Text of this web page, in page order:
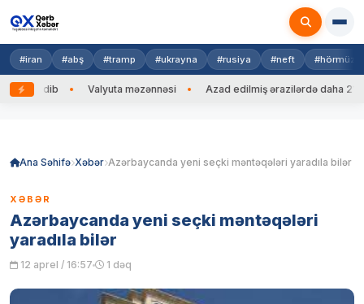
#iran #abş #tramp #ukrayna #rusiya #neft #hörmüz
edib Valyuta məzənnəsi Azad edilmiş ərazilərdə daha 212
Ana Səhifə Xəbər Azərbaycanda yeni seçki məntəqələri yaradıla bilər
XƏBƏR
Azərbaycanda yeni seçki məntəqələri
yaradıla bilər
12 aprel / 16:57 1 dəq